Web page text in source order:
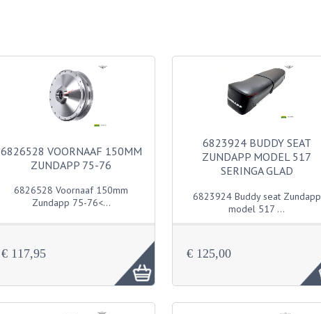
6826528 VOORNAAF 150MM
ZUNDAPP 75-76
6826528 Voornaaf 150mm
Zundapp 75-76<...
€ 117,95
6823924 BUDDY SEAT
ZUNDAPP MODEL 517
SERINGA GLAD
6823924 Buddy seat Zundapp
model 517 ...
€ 125,00